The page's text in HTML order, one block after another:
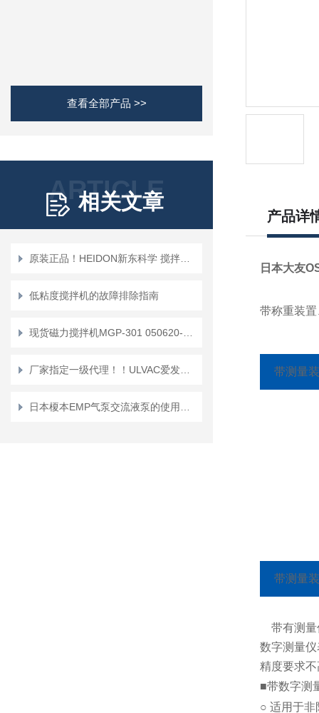
查看全部产品 >>
ARTICLE
相关文章
低粘度搅拌机的故障排除指南
产品详
日本大友
带称重装
带测量
带测量
带有测量
数字测量
精度要求
■带数字测
○ 适用于非